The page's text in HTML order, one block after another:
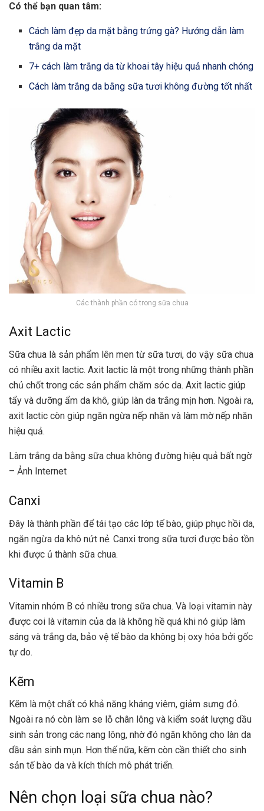
Có thể bạn quan tâm:
Cách làm đẹp da mặt bằng trứng gà? Hướng dẫn làm
trắng da mặt
7+ cách làm trắng da từ khoai tây hiệu quả nhanh chóng
Cách làm trắng da bằng sữa tươi không đường tốt nhất
Các thành phần có trong sữa chua
Axit Lactic
Sữa chua là sản phẩm lên men từ sữa tươi, do vậy sữa chua
có nhiều axit lactic. Axit lactic là một trong những thành phần
chủ chốt trong các sản phẩm chăm sóc da. Axit lactic giúp
tẩy và dưỡng ẩm da khô, giúp làn da trắng mịn hơn. Ngoài ra,
axit lactic còn giúp ngăn ngừa nếp nhăn và làm mờ nếp nhăn
hiệu quả.
Làm trắng da bằng sữa chua không đường hiệu quả bất ngờ
– Ảnh Internet
Canxi
Đây là thành phần để tái tạo các lớp tế bào, giúp phục hồi da,
ngăn ngừa da khô nứt nẻ. Canxi trong sữa tươi được bảo tồn
khi được ủ thành sữa chua.
Vitamin B
Vitamin nhóm B có nhiều trong sữa chua. Và loại vitamin này
được coi là vitamin của da là không hề quá khi nó giúp làm
sáng và trắng da, bảo vệ tế bào da không bị oxy hóa bởi gốc
tự do.
Kẽm
Kẽm là một chất có khả năng kháng viêm, giảm sưng đỏ.
Ngoài ra nó còn làm se lỗ chân lông và kiểm soát lượng dầu
sinh sản trong các nang lông, nhờ đó ngăn không cho làn da
dầu sản sinh mụn. Hơn thế nữa, kẽm còn cần thiết cho sinh
sản tế bào da và kích thích mô phát triển.
Nên chọn loại sữa chua nào?